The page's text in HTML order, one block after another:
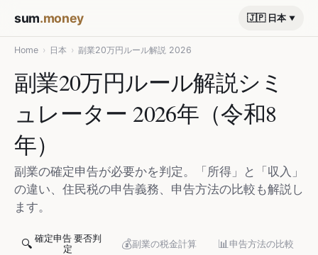
sum.money 🇯🇵 日本
Home › 日本 › 副業20万円ルール解説 2026
副業20万円ルール解説シミ
ュレーター 2026年（令和8
年）
副業の確定申告が必要かを判定。「所得」と「収入」
の違い、住民税の申告義務、申告方法の比較も解説し
ます。
🔍 確定申告 要否判
定
💰副業の税金計算 📊 申告方法の比較